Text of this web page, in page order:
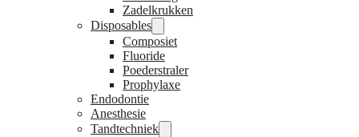
Zadelkrukken
Disposables
Composiet
Fluoride
Poederstraler
Prophylaxe
Endodontie
Anesthesie
Tandtechniek